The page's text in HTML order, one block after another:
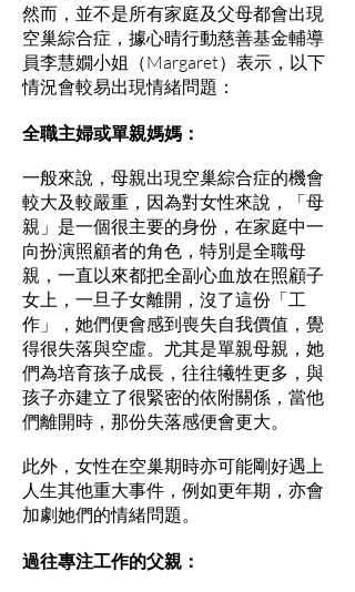
然而，並不是所有家庭及父母都會出現
空巢綜合症，據心晴行動慈善基金輔導
員李慧嫺小姐（Margaret）表示，以下
情況會較易出現情緒問題：
全職主婦或單親媽媽：
一般來說，母親出現空巢綜合症的機會
較大及較嚴重，因為對女性來說，「母
親」是一個很主要的身份，在家庭中一
向扮演照顧者的角色，特別是全職母
親，一直以來都把全副心血放在照顧子
女上，一旦子女離開，沒了這份「工
作」，她們便會感到喪失自我價值，覺
得很失落與空虛。尤其是單親母親，她
們為培育孩子成長，往往犧牲更多，與
孩子亦建立了很緊密的依附關係，當他
們離開時，那份失落感便會更大。
此外，女性在空巢期時亦可能剛好遇上
人生其他重大事件，例如更年期，亦會
加劇她們的情緒問題。
過往專注工作的父親：